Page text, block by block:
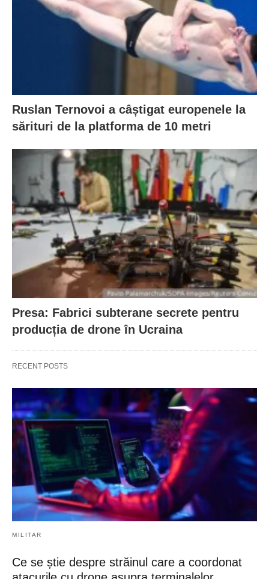
Ruslan Ternovoi a câștigat europenele la
sărituri de la platforma de 10 metri
Presa: Fabrici subterane secrete pentru
producția de drone în Ucraina
RECENT POSTS
MILITAR
Ce se știe despre străinul care a coordonat